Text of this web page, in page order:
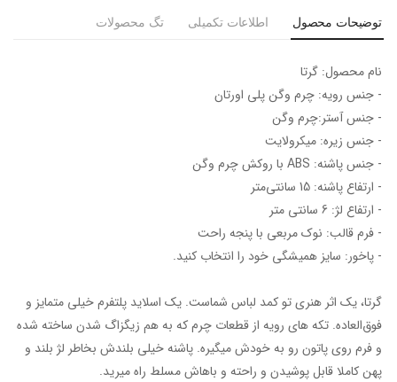
توضیحات محصول اطلاعات تکمیلی تگ محصولات
نام محصول: گرتا
- جنس رویه: چرم وگن پلی اورتان
- جنس آستر:چرم وگن
- جنس زیره: میکرولایت
- جنس پاشنه: ABS با روکش چرم وگن
- ارتفاع پاشنه: 15 سانتی‌متر
- ارتفاع لژ: 6 سانتی متر
- فرم قالب: نوک مربعی با پنجه راحت
- پاخور: سایز همیشگی خود را انتخاب کنید.
گرتا، یک اثر هنری تو کمد لباس شماست. یک اسلاید پلتفرم خیلی متمایز و
فوق‌العاده. تکه های رویه از قطعات چرم که به هم زیگزاگ شدن ساخته شده
و فرم روی پاتون رو به خودش میگیره. پاشنه خیلی بلندش بخاطر لژ بلند و
پهن کاملا قابل پوشیدن و راحته و باهاش مسلط راه میرید.